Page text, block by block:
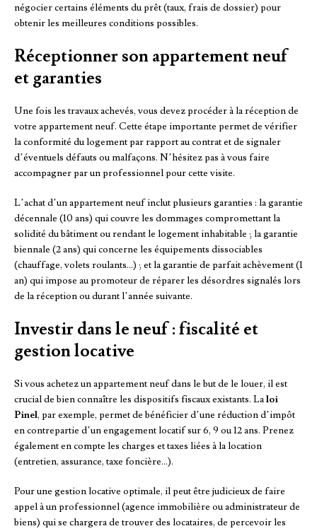
négocier certains éléments du prêt (taux, frais de dossier) pour
obtenir les meilleures conditions possibles.
Réceptionner son appartement neuf
et garanties
Une fois les travaux achevés, vous devez procéder à la réception de
votre appartement neuf. Cette étape importante permet de vérifier
la conformité du logement par rapport au contrat et de signaler
d’éventuels défauts ou malfaçons. N’hésitez pas à vous faire
accompagner par un professionnel pour cette visite.
L’achat d’un appartement neuf inclut plusieurs garanties : la garantie
décennale (10 ans) qui couvre les dommages compromettant la
solidité du bâtiment ou rendant le logement inhabitable ; la garantie
biennale (2 ans) qui concerne les équipements dissociables
(chauffage, volets roulants…) ; et la garantie de parfait achèvement (1
an) qui impose au promoteur de réparer les désordres signalés lors
de la réception ou durant l’année suivante.
Investir dans le neuf : fiscalité et
gestion locative
Si vous achetez un appartement neuf dans le but de le louer, il est
crucial de bien connaître les dispositifs fiscaux existants. Laloi
Pinel, par exemple, permet de bénéficier d’une réduction d’impôt
en contrepartie d’un engagement locatif sur 6, 9 ou 12 ans. Prenez
également en compte les charges et taxes liées à la location
(entretien, assurance, taxe foncière…).
Pour une gestion locative optimale, il peut être judicieux de faire
appel à un professionnel (agence immobilière ou administrateur de
biens) qui se chargera de trouver des locataires, de percevoir les